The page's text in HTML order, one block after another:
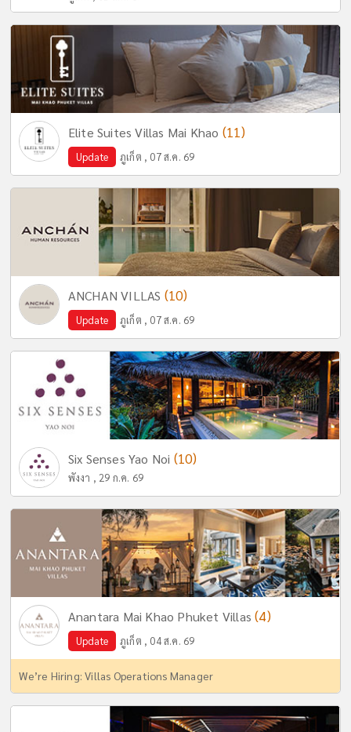
Elite Suites Villas Mai Khao (11)
Update ภูเก็ต , 07 ส.ค. 69
ANCHAN VILLAS (10)
Update ภูเก็ต , 07 ส.ค. 69
Six Senses Yao Noi (10)
พังงา , 29 ก.ค. 69
Anantara Mai Khao Phuket Villas(4)
Update ภูเก็ต , 04 ส.ค. 69
We’re Hiring: Villas Operations Manager